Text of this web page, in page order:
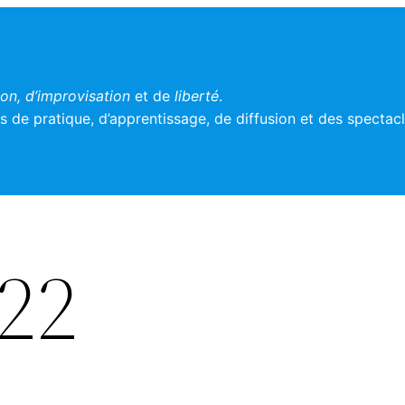
d’improvisation et deliberté.
de pratique, d’apprentissage, de diffusion et des